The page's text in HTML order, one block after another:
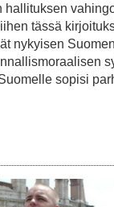
hallituksen
tässä
nykyisen
sopisi